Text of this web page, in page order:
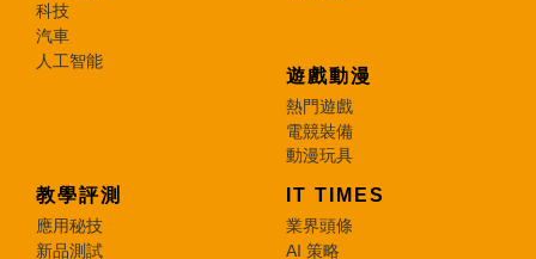
科技
汽車
人工智能
遊戲動漫
熱門遊戲
電競裝備
動漫玩具
教學評測
應用秘技
新品測試
IT TIMES
業界頭條
AI 策略